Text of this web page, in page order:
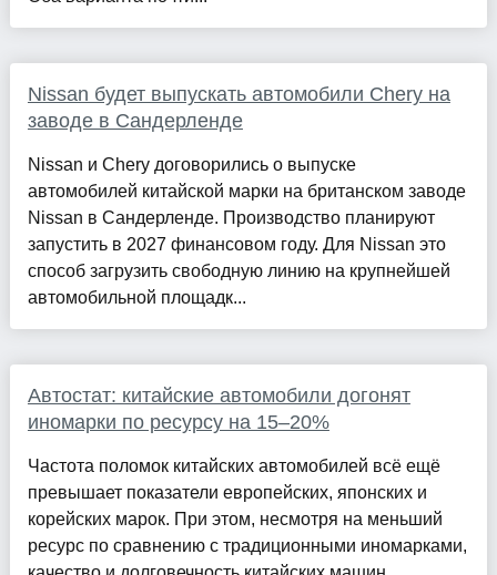
Nissan будет выпускать автомобили Chery на
заводе в Сандерленде
Nissan и Chery договорились о выпуске
автомобилей китайской марки на британском заводе
Nissan в Сандерленде. Производство планируют
запустить в 2027 финансовом году. Для Nissan это
способ загрузить свободную линию на крупнейшей
автомобильной площадк...
Автостат: китайские автомобили догонят
иномарки по ресурсу на 15–20%
Частота поломок китайских автомобилей всё ещё
превышает показатели европейских, японских и
корейских марок. При этом, несмотря на меньший
ресурс по сравнению с традиционными иномарками,